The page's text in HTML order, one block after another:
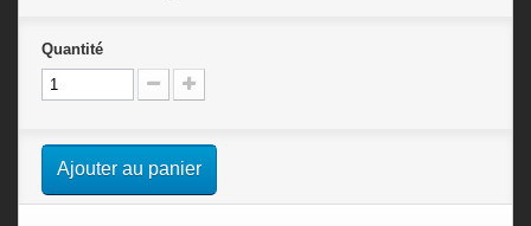
Quantité
Ajouter au panier